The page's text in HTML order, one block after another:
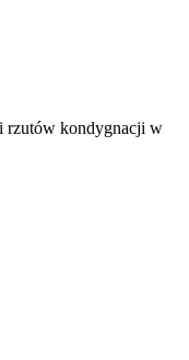
rzutów kondygnacji w